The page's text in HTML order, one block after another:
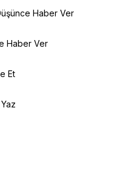
Haber Ver
Haber Ver
Et